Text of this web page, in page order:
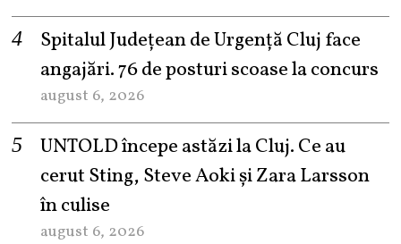
Spitalul Județean de Urgență Cluj face
angajări. 76 de posturi scoase la concurs
august 6, 2026
UNTOLD începe astăzi la Cluj. Ce au
cerut Sting, Steve Aoki și Zara Larsson
în culise
august 6, 2026